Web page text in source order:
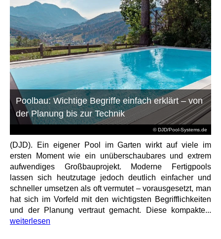
© DJD/Pool-Systems.de
Poolbau: Wichtige Begriffe einfach erklärt – von
der Planung bis zur Technik
(DJD). Ein eigener Pool im Garten wirkt auf viele im
ersten Moment wie ein unüberschaubares und extrem
aufwendiges Großbauprojekt. Moderne Fertigpools
lassen sich heutzutage jedoch deutlich einfacher und
schneller umsetzen als oft vermutet – vorausgesetzt, man
hat sich im Vorfeld mit den wichtigsten Begrifflichkeiten
und der Planung vertraut gemacht. Diese kompakte...
weiterlesen